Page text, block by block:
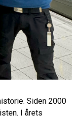
Siden 2000
I årets